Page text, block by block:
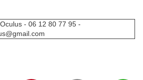
- 06 12 80 77 95 -